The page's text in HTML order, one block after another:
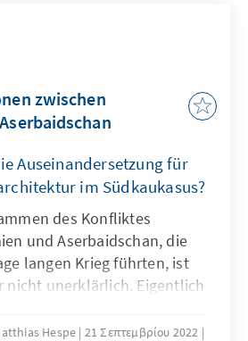
war, wurde in der
Eingreifen von
Polizei gewaltsam
zog die
das Gesetz zurück, doch die
bereits überschritten sein.
zwischen
Auseinandersetzung für
im Südkaukasus?
des Konfliktes
und Aserbaidschan, die
langen Krieg führten, ist
nicht unerklärlich. Eigentlich
auf verschiedenen
Hespe 21 Σεπτεμβρίου 2022